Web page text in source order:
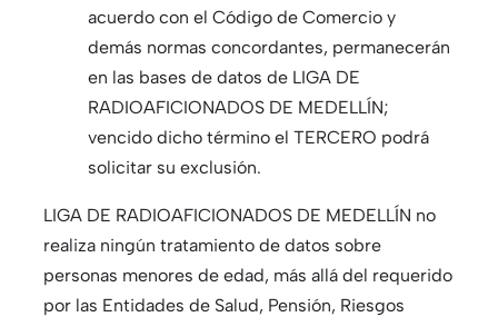
acuerdo con el Código de Comercio y
demás normas concordantes, permanecerán
en las bases de datos de LIGA DE
RADIOAFICIONADOS DE MEDELLÍN;
vencido dicho término el TERCERO podrá
solicitar su exclusión.
LIGA DE RADIOAFICIONADOS DE MEDELLÍN no
realiza ningún tratamiento de datos sobre
personas menores de edad, más allá del requerido
por las Entidades de Salud, Pensión, Riesgos